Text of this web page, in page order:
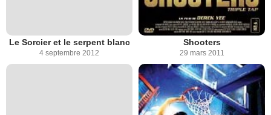
Le Sorcier et le serpent blanc
4 septembre 2012
Shooters
29 mars 2011